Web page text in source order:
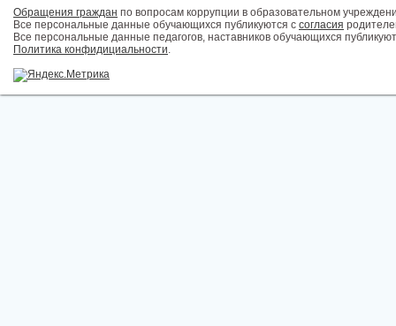
Обращения граждан по вопросам коррупции в образовательном
Все персональные данные обучающихся публикуются с согласия
Все персональные данные педагогов, наставников обучающихся
Политика конфидициальности.